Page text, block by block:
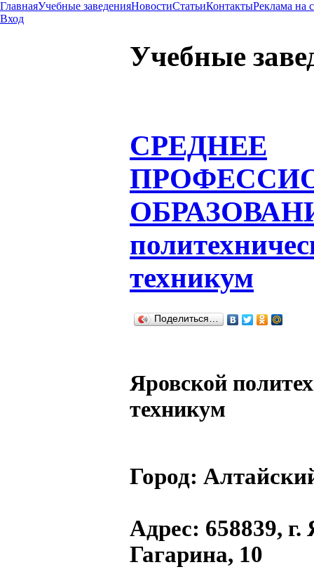
ГлавнаяУчебные заведенияНовостиСтатьиКонтактыРеклама на
Вход
Учебные
СРЕДНЕЕ
техникум
Поделиться…
Яровской
техникум
Город:
Адрес: 658839, г.
Гагарина, 10